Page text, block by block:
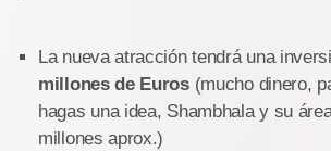
La nueva atracción tendrá una
millones de Euros (mucho dinero,
hagas una idea, Shambhala y su
millones aprox.)